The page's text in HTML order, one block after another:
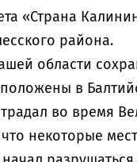
«Страна
района.
области
в
во время
что некоторые